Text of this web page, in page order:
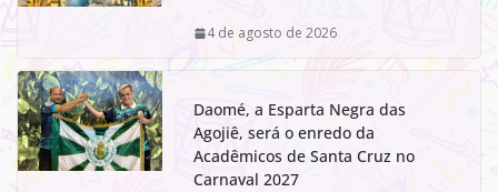
4 de agosto de 2026
Daomé, a Esparta Negra das
Agojiê, será o enredo da
Acadêmicos de Santa Cruz no
Carnaval 2027